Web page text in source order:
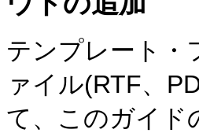
テンプレート・
ァイル(RTF、
て、このガイド